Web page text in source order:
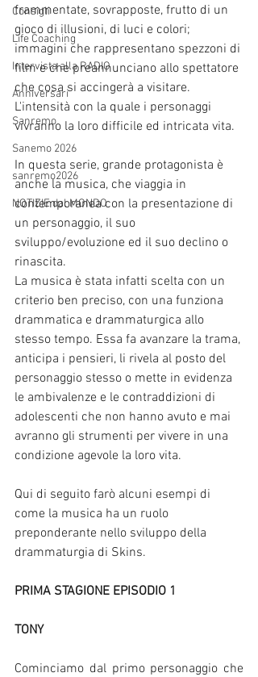
Consigli
Life Coaching
Intervista alla RADIO
Anniversari
Sanremo
Sanemo 2026
sanremo2026
NOTIZIE dal MONDO
frammentate, sovrapposte, frutto di un
gioco di illusioni, di luci e colori;
immagini che rappresentano spezzoni di
film e che preannunciano allo spettatore
che cosa si accingerà a visitare.
L'intensità con la quale i personaggi
vivranno la loro difficile ed intricata vita.
In questa serie, grande protagonista è
anche la musica, che viaggia in
contemporanea con la presentazione di
un personaggio, il suo
sviluppo/evoluzione ed il suo declino o
rinascita.
La musica è stata infatti scelta con un
criterio ben preciso, con una funziona
drammatica e drammaturgica allo
stesso tempo. Essa fa avanzare la trama,
anticipa i pensieri, li rivela al posto del
personaggio stesso o mette in evidenza
le ambivalenze e le contraddizioni di
adolescenti che non hanno avuto e mai
avranno gli strumenti per vivere in una
condizione agevole la loro vita.
Qui di seguito farò alcuni esempi di
come la musica ha un ruolo
preponderante nello sviluppo della
drammaturgia di Skins.
PRIMA STAGIONE EPISODIO 1
TONY
Cominciamo dal primo personaggio che